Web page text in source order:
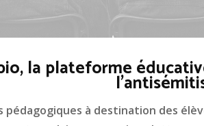
la plateforme
pédagogiques à destination des